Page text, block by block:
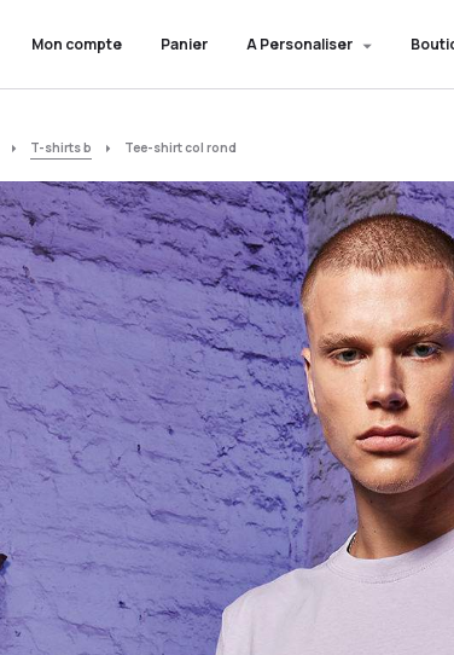
Mon compte Panier A Personaliser
T-shirts b Tee-shirt col rond